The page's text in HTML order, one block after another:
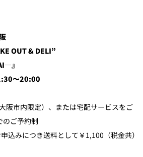
OUT & DELI”
』
～20:00
阪市内限定）、または宅配サービスをご
のご予約制
込みにつき送料として￥1,100（税金共）